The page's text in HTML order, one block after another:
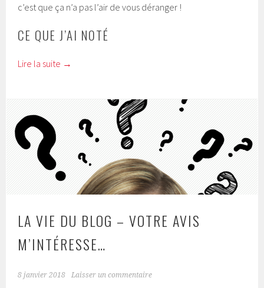
c’est que ça n’a pas l’air de vous déranger !
CE QUE J’AI NOTÉ
Lire la suite →
LA VIE DU BLOG – VOTRE AVIS
M’INTÉRESSE…
8 janvier 2018 Laisser un commentaire